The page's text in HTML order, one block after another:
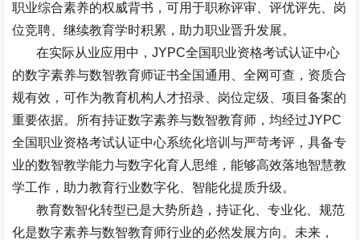
职业综合素养的权威背书，可用于职称评审、评优评先、岗
位竞聘、继续教育学时积累，助力职业晋升发展。
在实际从业应用中， JYPC全国职业资格考试认证中心
的数字素养与数智教育师证书全国通用、全网可查，资质合
规有效，可作为教育机构人才招录、岗位定级、项目备案的
重要依据。所有持证数字素养与数智教育师，均经过JYPC
全国职业资格考试认证中心系统化培训与严苛考评，具备专
业的数智教学能力与数字化育人思维，能够高效落地智慧教
学工作，助力教育行业数字化、智能化提质升级。
教育数智化转型已是大势所趋，持证化、专业化、规范
化是数字素养与数智教育师行业的必然发展方向。未来，